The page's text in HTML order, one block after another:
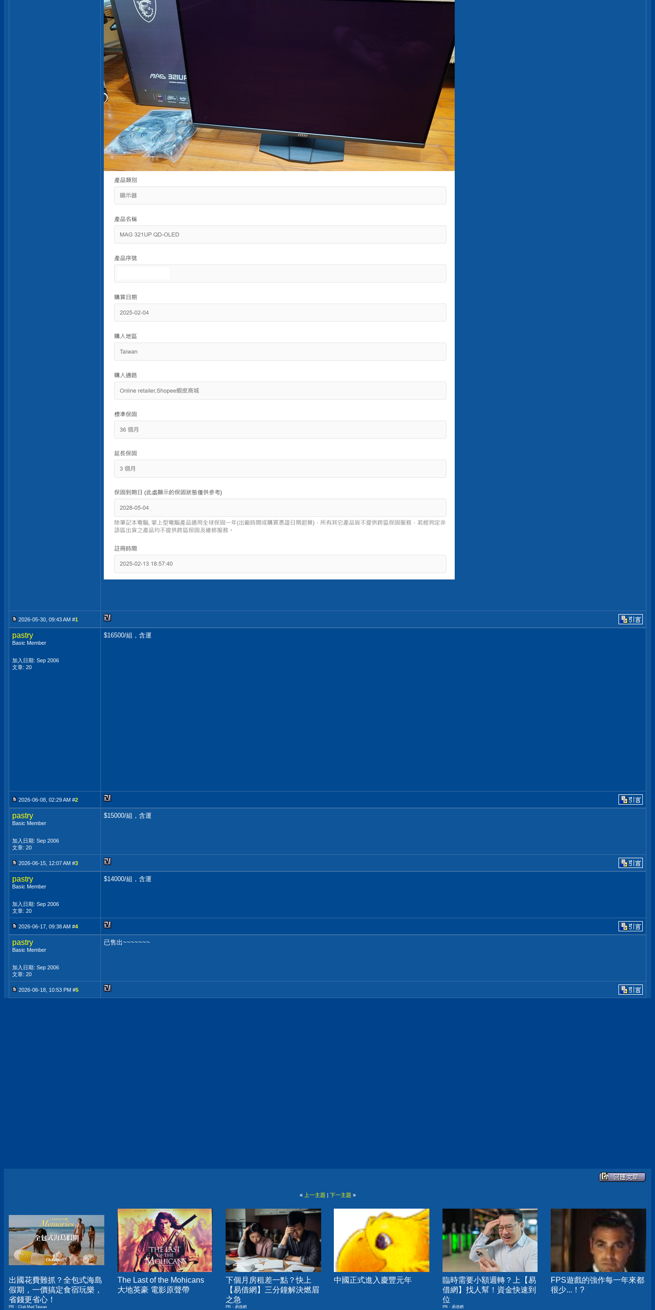
2026-05-30, 09:43 AM #1
pastry
Basic Member
加入日期: Sep 2006
文章: 20
$16500/組，含運
2026-06-08, 02:29 AM #2
pastry
Basic Member
加入日期: Sep 2006
文章: 20
$15000/組，含運
2026-06-15, 12:07 AM #3
pastry
Basic Member
加入日期: Sep 2006
文章: 20
$14000/組，含運
2026-06-17, 09:38 AM #4
pastry
Basic Member
加入日期: Sep 2006
文章: 20
已售出~~~~~~~
2026-06-18, 10:53 PM #5
« 上一主題 | 下一主題 »
出國花費難抓？全包式海島
假期，一價搞定食宿玩樂，
省錢更省心！
PR・Club Med Taiwan
The Last of the Mohicans
大地英豪 電影原聲帶
下個月房租差一點？快上
【易借網】三分鐘解決燃眉
之急
PR・易借網
中國正式進入慶豐元年
臨時需要小額週轉？上【易
借網】找人幫！資金快速到
位
PR・易借網
FPS遊戲的強作每一年來都
很少...！?